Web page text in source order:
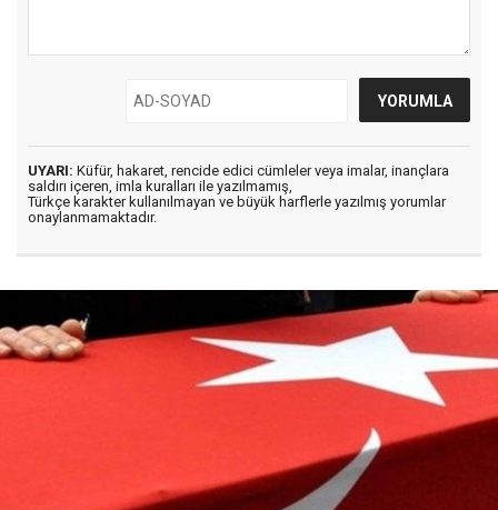
UYARI: Küfür, hakaret, rencide edici cümleler veya imalar, inançlara
saldırı içeren, imla kuralları ile yazılmamış,
Türkçe karakter kullanılmayan ve büyük harflerle yazılmış yorumlar
onaylanmamaktadır.